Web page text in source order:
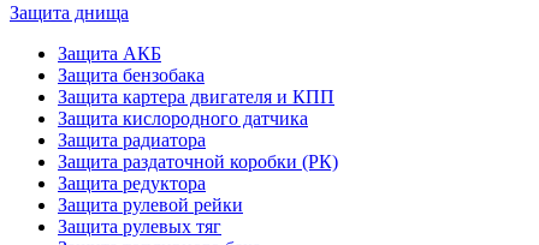
Защита днища
Защита АКБ
Защита бензобака
Защита картера двигателя и КПП
Защита кислородного датчика
Защита радиатора
Защита раздаточной коробки (РК)
Защита редуктора
Защита рулевой рейки
Защита рулевых тяг